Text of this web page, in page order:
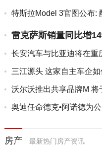
特斯拉Model 3官图公布:
雷克萨斯销量同比增
长安汽车与比亚迪将在重
三江源头 这家自主车企如
沃尔沃推出共享品牌M 将
奥迪任命德克•阿诺德为
房产 最新热门房产资讯